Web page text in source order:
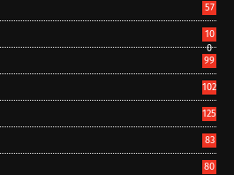
57
10
0
99
102
125
83
80